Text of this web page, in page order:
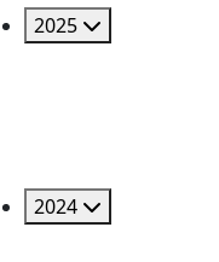
2025
2024